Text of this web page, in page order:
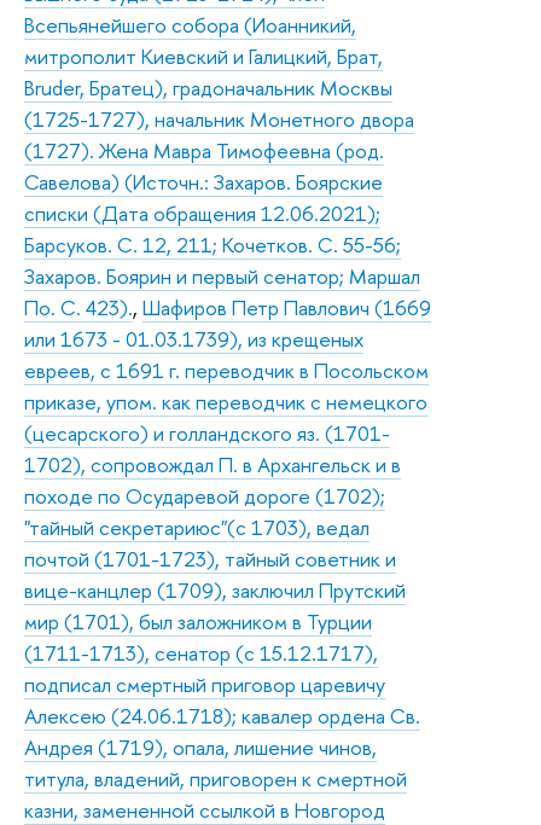
Всепьянейшего собора (Иоанникий,
митрополит Киевский и Галицкий, Брат,
Bruder, Братец), градоначальник Москвы
(1725-1727), начальник Монетного двора
(1727). Жена Мавра Тимофеевна (род.
Савелова) (Источн.: Захаров. Боярские
списки (Дата обращения 12.06.2021);
Барсуков. С. 12, 211; Кочетков. С. 55-56;
Захаров. Боярин и первый сенатор; Маршал
По. С. 423)., Шафиров Петр Павлович (1669
или 1673 - 01.03.1739), из крещеных
евреев, с 1691 г. переводчик в Посольском
приказе, упом. как переводчик с немецкого
(цесарского) и голландского яз. (1701-
1702), сопровождал П. в Архангельск и в
походе по Осударевой дороге (1702);
"тайный секретариюс"(с 1703), ведал
почтой (1701-1723), тайный советник и
вице-канцлер (1709), заключил Прутский
мир (1701), был заложником в Турции
(1711-1713), сенатор (с 15.12.1717),
подписал смертный приговор царевичу
Алексею (24.06.1718); кавалер ордена Св.
Андрея (1719), опала, лишение чинов,
титула, владений, приговорен к смертной
казни, замененной ссылкой в Новгород